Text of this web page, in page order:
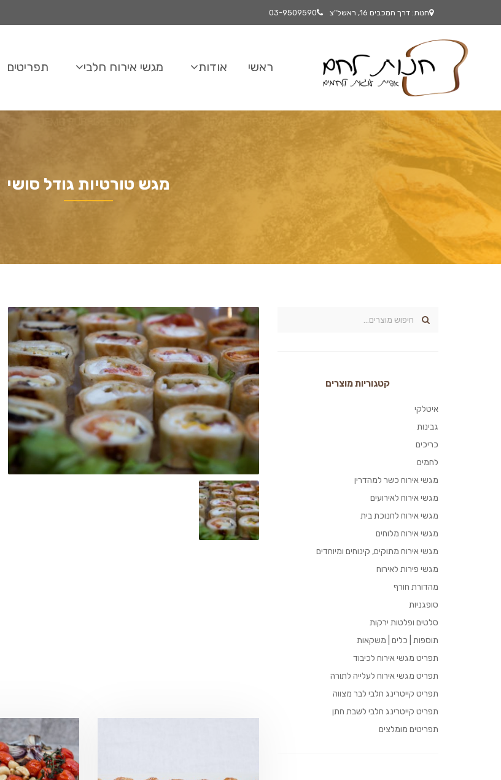
חנות: דרך המכבים 16, ראשל"צ 03-9509590
ראשי אודות מגשי אירוח חלבי תפריטים
מגש טורטיות גודל סושי
קטגוריות מוצרים
איטלקי
גבינות
כריכים
לחמים
מגשי אירוח כשר למהדרין
מגשי אירוח לאירועים
מגשי אירוח לחנוכת בית
מגשי אירוח מלוחים
מגשי אירוח מתוקים, קינוחים ומיוחדים
מגשי פירות לאירוח
מהדורת חורף
סופגניות
סלטים ופלטות ירקות
תוספות | כלים | משקאות
תפריט מגשי אירוח לכיבוד
תפריט מגשי אירוח לעלייה לתורה
תפריט קייטרינג חלבי לבר מצווה
תפריט קייטרינג חלבי לשבת חתן
תפריטים מומלצים